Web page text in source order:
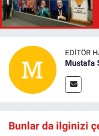
EDITÖR
Mustafa
Bunlar da ilginizi